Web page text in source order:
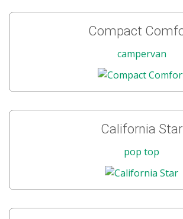
Compact
campervan
California Star
pop top